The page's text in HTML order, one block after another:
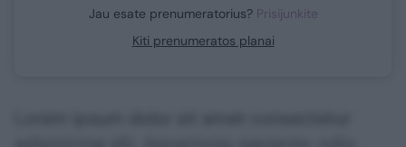
Jau esate prenumeratorius? Prisijunkite
Kiti prenumeratos planai